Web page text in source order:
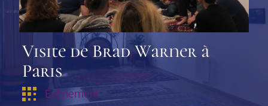
Visite de Brad Warner à
Paris
Évènement